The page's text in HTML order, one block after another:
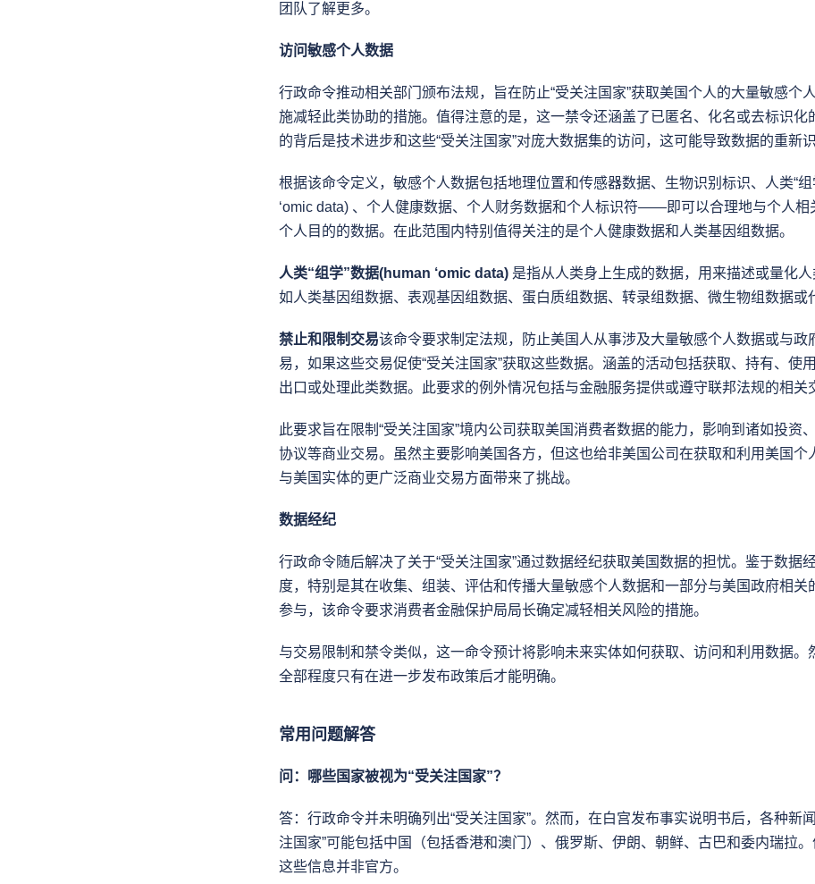
团队了解更多。
访问敏感个人数据
行政命令推动相关部门颁布法规，旨在防止“受关注国家”获取美国个人的大量敏感个
施减轻此类协助的措施。值得注意的是，这一禁令还涵盖了已匿名、化名或去标识化
的背后是技术进步和这些“受关注国家”对庞大数据集的访问，这可能导致数据的重新
根据该命令定义，敏感个人数据包括地理位置和传感器数据、生物识别标识、人类“组
‘omic data) 、个人健康数据、个人财务数据和个人标识符——即可以合理地与个人相
个人目的的数据。在此范围内特别值得关注的是个人健康数据和人类基因组数据。
人类“组学”数据(human ‘omic data) 是指从人类身上生成的数据，用来描述或量化人
如人类基因组数据、表观基因组数据、蛋白质组数据、转录组数据、微生物组数据或
禁止和限制交易该命令要求制定法规，防止美国人从事涉及大量敏感个人数据或与政
易，如果这些交易促使“受关注国家”获取这些数据。涵盖的活动包括获取、持有、使
出口或处理此类数据。此要求的例外情况包括与金融服务提供或遵守联邦法规的相关
此要求旨在限制“受关注国家”境内公司获取美国消费者数据的能力，影响到诸如投资
协议等商业交易。虽然主要影响美国各方，但这也给非美国公司在获取和利用美国个
与美国实体的更广泛商业交易方面带来了挑战。
数据经纪
行政命令随后解决了关于“受关注国家”通过数据经纪获取美国数据的担忧。鉴于数据
度，特别是其在收集、组装、评估和传播大量敏感个人数据和一部分与美国政府相关
参与，该命令要求消费者金融保护局局长确定减轻相关风险的措施。
与交易限制和禁令类似，这一命令预计将影响未来实体如何获取、访问和利用数据。
全部程度只有在进一步发布政策后才能明确。
常用问题解答
问：哪些国家被视为“受关注国家”？
答：行政命令并未明确列出“受关注国家”。然而，在白宫发布事实说明书后，各种新
注国家”可能包括中国（包括香港和澳门）、俄罗斯、伊朗、朝鲜、古巴和委内瑞拉。
这些信息并非官方。